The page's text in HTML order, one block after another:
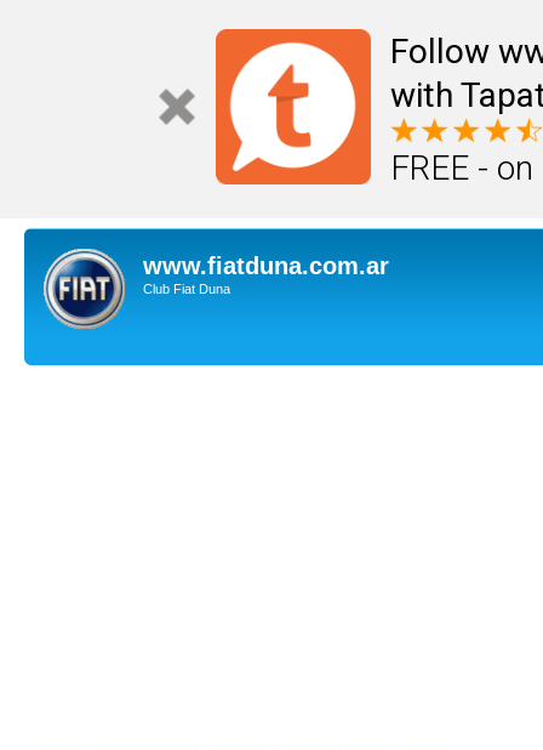
Follow
with
FREE -
www.fiatduna.com.ar
Club Fiat Duna